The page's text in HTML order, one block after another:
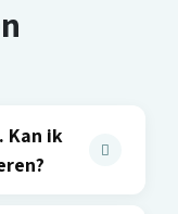
Kan ik